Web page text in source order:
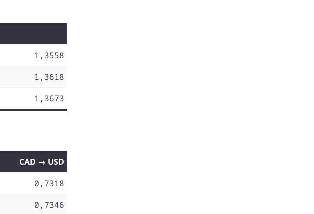
1,3558
1,3618
1,3673
CAD → USD
0,7318
0,7346